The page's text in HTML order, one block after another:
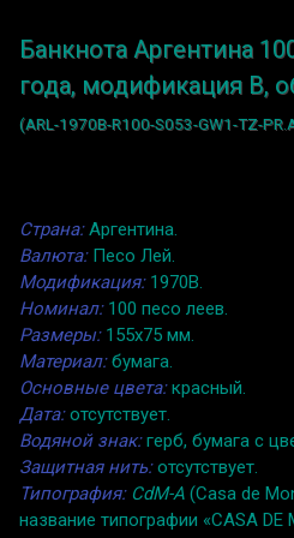
Банкнота Аргентина
года, модификация B,
(ARL-1970B-R100-S053-GW1-TZ-
Страна:Аргентина.
Валюта:Песо Лей.
Модификация:1970B.
Номинал:100 песо леев.
Размеры:155x75 мм.
Материал:бумага.
Основные цвета:красный.
Дата:отсутствует.
Водяной знак:герб, бумага с
Защитная нить:отсутствует.
Типография: CdM-A (Casa de
название типографии «CASA DE